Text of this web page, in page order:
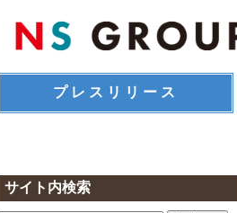
プレスリリース
サイト内検索